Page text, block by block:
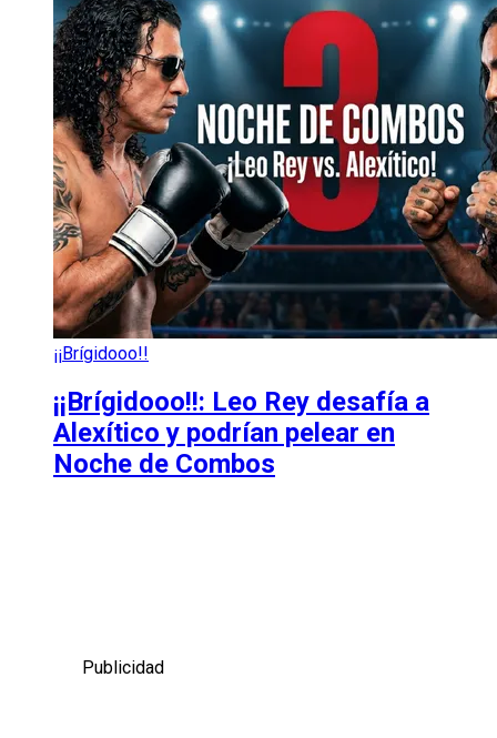
¡¡Brígidooo!!
¡¡Brígidooo!!: Leo Rey desafía a
Alexítico y podrían pelear en
Noche de Combos
Publicidad